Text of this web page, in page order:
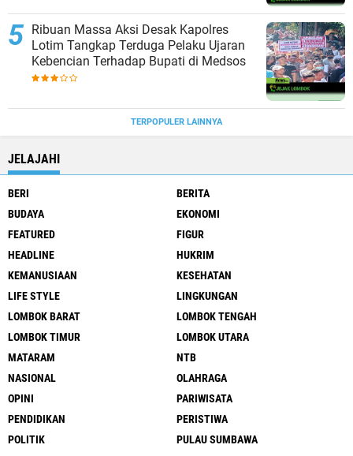
Ribuan Massa Aksi Desak Kapolres
Lotim Tangkap Terduga Pelaku Ujaran
Kebencian Terhadap Bupati di Medsos
TERPOPULER LAINNYA
JELAJAHI
BERI
BERITA
BUDAYA
EKONOMI
FEATURED
FIGUR
HEADLINE
HUKRIM
KEMANUSIAAN
KESEHATAN
LIFE STYLE
LINGKUNGAN
LOMBOK BARAT
LOMBOK TENGAH
LOMBOK TIMUR
LOMBOK UTARA
MATARAM
NTB
NASIONAL
OLAHRAGA
OPINI
PARIWISATA
PENDIDIKAN
PERISTIWA
POLITIK
PULAU SUMBAWA